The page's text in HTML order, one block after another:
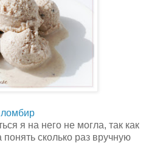
я на него не могла, так как
сколько раз вручную